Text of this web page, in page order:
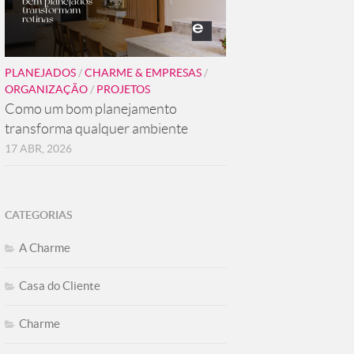
PLANEJADOS/CHARME & EMPRESAS/
ORGANIZAÇÃO/ PROJETOS
Como um bom planejamento
transforma qualquer ambiente
17 ABR, 2026
CATEGORIAS
A Charme
Casa do Cliente
Charme